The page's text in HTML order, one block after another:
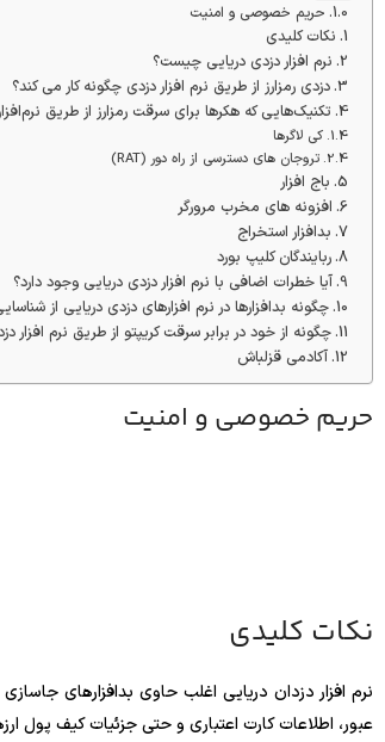
حریم خصوصی و امنیت
نکات کلیدی
نرم افزار دزدی دریایی چیست؟
دزدی رمزارز از طریق نرم افزار دزدی چگونه کار می کند؟
تکنیک‌هایی که هکرها برای سرقت رمزارز از طریق
کی لاگرها
تروجان های دسترسی از راه دور (RAT)
باج افزار
افزونه های مخرب مرورگر
بدافزار استخراج
ربایندگان کلیپ بورد
آیا خطرات اضافی با نرم افزار دزدی دریایی وجود دارد؟
چگونه بدافزارها در نرم افزارهای دزدی دریایی از
چگونه از خود در برابر سرقت کریپتو از طریق نرم افزار
آکادمی قزلباش
حریم خصوصی و امنیت
نکات کلیدی
نرم افزار دزدان دریایی اغلب حاوی بدافزارهای
عبور، اطلاعات کارت اعتباری و حتی جزئیات کیف پول